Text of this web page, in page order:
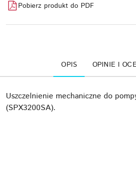
Pobierz produkt do PDF
OPIS OPINIE I
Uszczelnienie mechaniczne do
(SPX3200SA).